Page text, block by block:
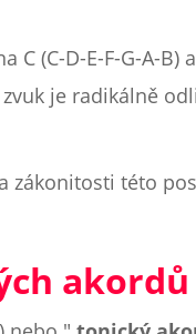
(C-D-E-F-G-A-B)
je radikálně
zákonitosti této
akordů